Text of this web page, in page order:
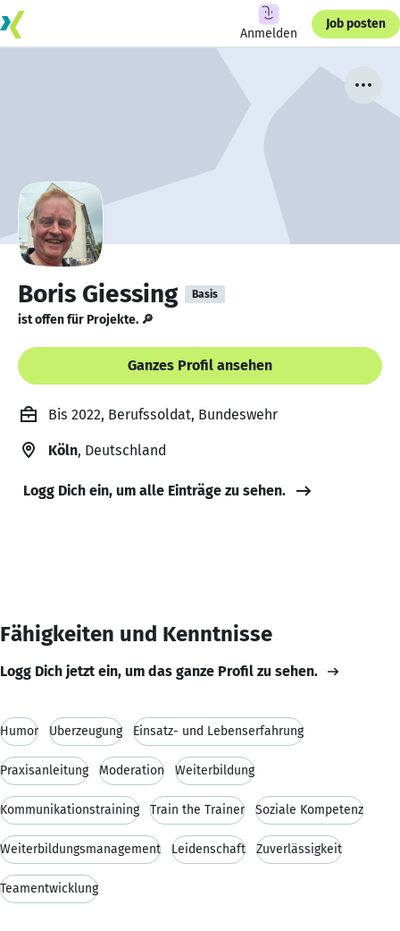
Anmelden
Job posten
Boris Giessing Basis
ist offen für Projekte. 🔎
Ganzes Profil ansehen
Bis 2022, Berufssoldat, Bundeswehr
Köln, Deutschland
Logg Dich ein, um alle Einträge zu sehen.
Fähigkeiten und Kenntnisse
Logg Dich jetzt ein, um das ganze Profil zu sehen.
Humor Überzeugung Einsatz- und Lebenserfahrung
Praxisanleitung Moderation Weiterbildung
Kommunikationstraining Train the Trainer Soziale Kompetenz
Weiterbildungsmanagement Leidenschaft Zuverlässigkeit
Teamentwicklung